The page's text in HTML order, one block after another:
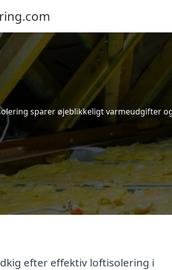
sparer øjeblikkeligt varmeudgifter
efter effektiv loftisolering i